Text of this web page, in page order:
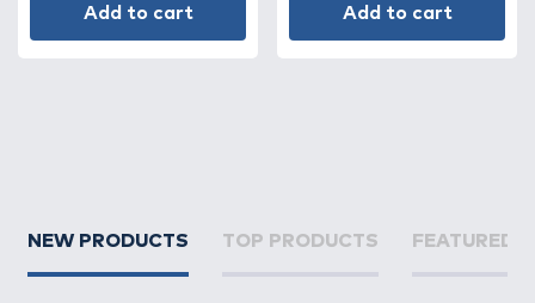
Add to cart Add to cart
NEW PRODUCTS TOP PRODUCTS FEATURED